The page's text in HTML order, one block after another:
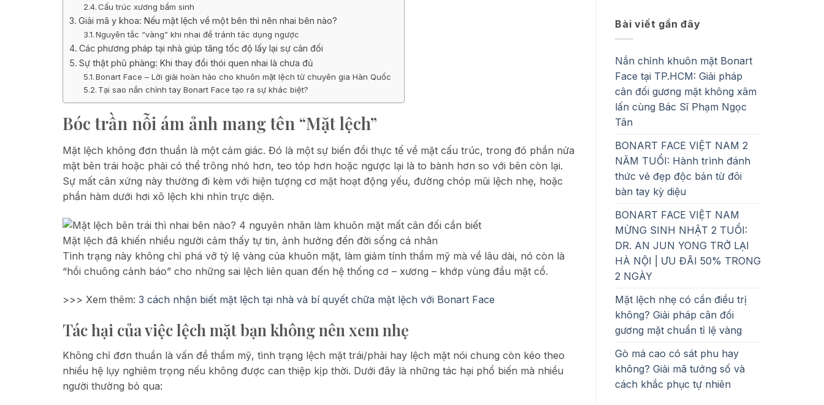
Cấu trúc xương bẩm sinh
Giải mã y khoa: Nếu mặt lệch về một bên thì nên nhai bên nào?
Nguyên tắc “vàng” khi nhai để tránh tác dụng ngược
Các phương pháp tại nhà giúp tăng tốc độ lấy lại sự cân đối
Sự thật phũ phàng: Khi thay đổi thói quen nhai là chưa đủ
Bonart Face – Lời giải hoàn hảo cho khuôn mặt lệch từ chuyên gia Hàn Quốc
Tại sao nắn chỉnh tay Bonart Face tạo ra sự khác biệt?
Bóc trần nỗi ám ảnh mang tên “Mặt lệch”
Mặt lệch không đơn thuần là một cảm giác. Đó là một sự biến đổi thực tế về mặt cấu trúc, trong đó phần nửa
mặt bên trái hoặc phải có thể trông nhỏ hơn, teo tóp hơn hoặc ngược lại là to bành hơn so với bên còn lại.
Sự mất cân xứng này thường đi kèm với hiện tượng cơ mặt hoạt động yếu, đường chóp mũi lệch nhẹ, hoặc
phần hàm dưới hơi xô lệch khi nhìn trực diện.
Mặt lệch đã khiến nhiều người cảm thấy tự tin, ảnh hưởng đến đời sống cá nhân
Tình trạng này không chỉ phá vỡ tỷ lệ vàng của khuôn mặt, làm giảm tính thẩm mỹ mà về lâu dài, nó còn là
“hồi chuông cảnh báo” cho những sai lệch liên quan đến hệ thống cơ – xương – khớp vùng đầu mặt cổ.
>>> Xem thêm: 3 cách nhận biết mặt lệch tại nhà và bí quyết chữa mặt lệch với Bonart Face
Tác hại của việc lệch mặt bạn không nên xem nhẹ
Không chỉ đơn thuần là vấn đề thẩm mỹ, tình trạng lệch mặt trái/phải hay lệch mặt nói chung còn kéo theo
nhiều hệ lụy nghiêm trọng nếu không được can thiệp kịp thời. Dưới đây là những tác hại phổ biến mà nhiều
người thường bỏ qua:
kỳ
diệu
TUỔI:
DR.
TRỞ
HÀ
ƯU
ĐÃI
NGÀY
Mặt
lệch
điều
không?
pháp
cân
đối
tỉ
lệ
vàng
Bài viết gần đây
Nắn chỉnh khuôn mặt Bonart
Face tại TP.HCM: Giải pháp
cân đối gương mặt không xâm
lấn cùng Bác Sĩ Phạm Ngọc
Tân
BONART FACE VIỆT NAM 2
NĂM TUỔI: Hành trình đánh
thức vẻ đẹp độc bản từ đôi
bàn tay kỳ diệu
BONART FACE VIỆT NAM
MỪNG SINH NHẬT 2 TUỔI:
DR. AN JUN YONG TRỞ LẠI
HÀ NỘI | ƯU ĐÃI 50% TRONG
2 NGÀY
Mặt lệch nhẹ có cần điều trị
không? Giải pháp cân đối
gương mặt chuẩn tỉ lệ vàng
Gò má cao có sát phu hay
không? Giải mã tướng số và
cách khắc phục tự nhiên